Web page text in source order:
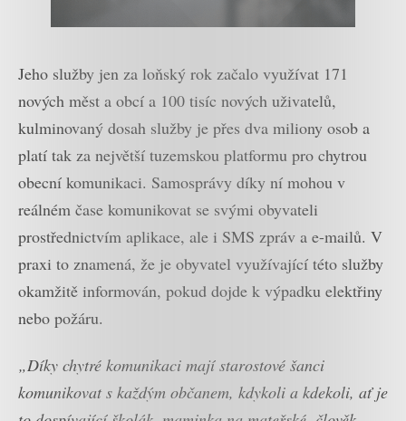
Jeho služby jen za loňský rok začalo využívat 171
nových měst a obcí a 100 tisíc nových uživatelů,
kulminovaný dosah služby je přes dva miliony osob a
platí tak za největší tuzemskou platformu pro chytrou
obecní komunikaci. Samosprávy díky ní mohou v
reálném čase komunikovat se svými obyvateli
prostřednictvím aplikace, ale i SMS zpráv a e-mailů. V
praxi to znamená, že je obyvatel využívající této služby
okamžitě informován, pokud dojde k výpadku elektřiny
nebo požáru.
„Díky chytré komunikaci mají starostové šanci
komunikovat s každým občanem, kdykoli a kdekoli, ať je